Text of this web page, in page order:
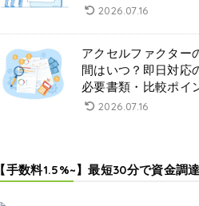
2026.07.16
アクセルファクター
間はいつ？即日対応
必要書類・比較ポイ
2026.07.16
【手数料1.5%~】最短30分で資金調